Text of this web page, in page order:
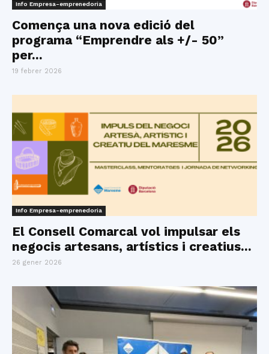
Info Empresa-emprenedoria
Comença una nova edició del
programa “Emprendre als +/- 50”
per...
19 febrer 2026
Info Empresa-emprenedoria
El Consell Comarcal vol impulsar els
negocis artesans, artístics i creatius...
26 gener 2026